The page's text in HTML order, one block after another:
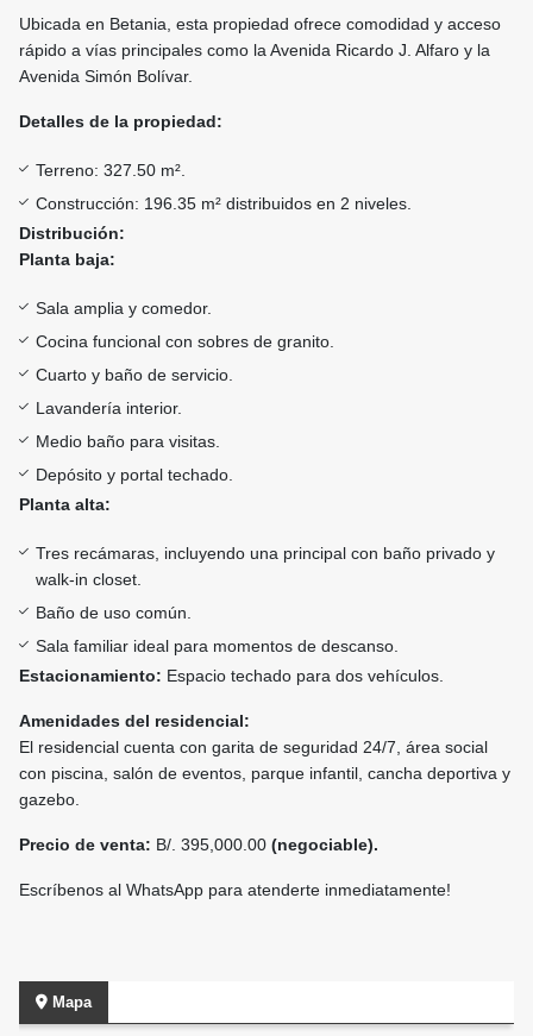
Ubicada en Betania, esta propiedad ofrece comodidad y acceso
rápido a vías principales como la Avenida Ricardo J. Alfaro y la
Avenida Simón Bolívar.
Detalles de la propiedad:
Terreno: 327.50 m².
Construcción: 196.35 m² distribuidos en 2 niveles.
Distribución:
Planta baja:
Sala amplia y comedor.
Cocina funcional con sobres de granito.
Cuarto y baño de servicio.
Lavandería interior.
Medio baño para visitas.
Depósito y portal techado.
Planta alta:
Tres recámaras, incluyendo una principal con baño privado y
walk-in closet.
Baño de uso común.
Sala familiar ideal para momentos de descanso.
Estacionamiento: Espacio techado para dos vehículos.
Amenidades del residencial:
El residencial cuenta con garita de seguridad 24/7, área social
con piscina, salón de eventos, parque infantil, cancha deportiva y
gazebo.
Precio de venta: B/. 395,000.00 (negociable).
Escríbenos al WhatsApp para atenderte inmediatamente!
Mapa